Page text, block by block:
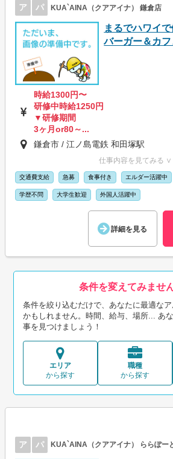
ア パ KUA`AINA（クアアイナ） 鎌倉店
まるでハワイ
バーガー＆カ
時給1300円〜
研修中時給1250円
▼研修期間
3ヶ月or80～...
鎌倉市 / 江ノ島電鉄 和田塚駅
仕事内容を見てみる ∨
交通費支給 急募 食事付き エルダー活躍中
学歴不問 大学生歓迎 外国人活躍中
詳細を見る
条件を変えてみませ
条件を絞り込むだけで、あなたに最適な
かもしれません。時間、給与、場所... あ
事を見つけましょう！
エリア
から探す
職種
から探す
ア パ KUA`AINA（クアアイナ） ららぽー